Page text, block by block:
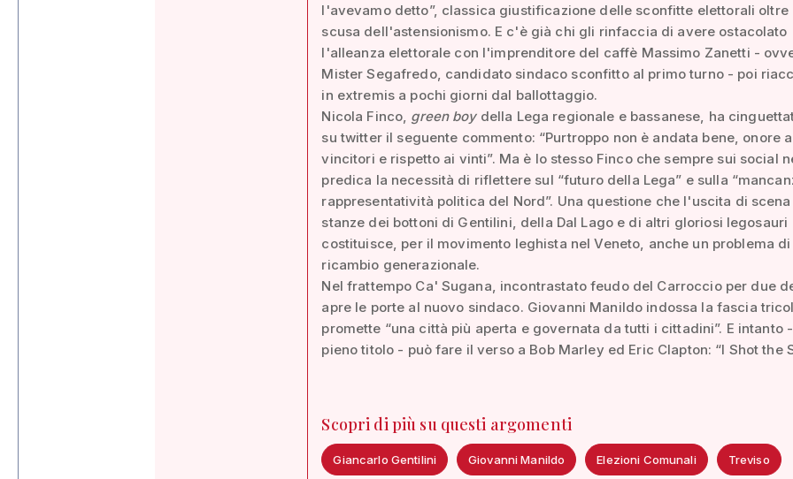
l'avevamo detto”, classica giustificazione delle sconfitte elettorali oltre
scusa dell'astensionismo. E c'è già chi gli rinfaccia di avere ostacolato
l'alleanza elettorale con l'imprenditore del caffè Massimo Zanetti -
Mister Segafredo, candidato sindaco sconfitto al primo turno - poi
in extremis a pochi giorni dal ballottaggio.
Nicola Finco, green boydella Lega regionale e bassanese, ha
su twitter il seguente commento: “Purtroppo non è andata bene, onore
vincitori e rispetto ai vinti”. Ma è lo stesso Finco che sempre sui social
predica la necessità di riflettere sul “futuro della Lega” e sulla
rappresentatività politica del Nord”. Una questione che l'uscita di
stanze dei bottoni di Gentilini, della Dal Lago e di altri gloriosi legosauri
costituisce, per il movimento leghista nel Veneto, anche un problema di
ricambio generazionale.
Nel frattempo Ca' Sugana, incontrastato feudo del Carroccio per due
apre le porte al nuovo sindaco. Giovanni Manildo indossa la fascia
promette “una città più aperta e governata da tutti i cittadini”. E intanto
pieno titolo - può fare il verso a Bob Marley ed Eric Clapton: “I Shot the
Scopri di più su questi argomenti
Giancarlo Gentilini Giovanni Manildo Elezioni Comunali Treviso